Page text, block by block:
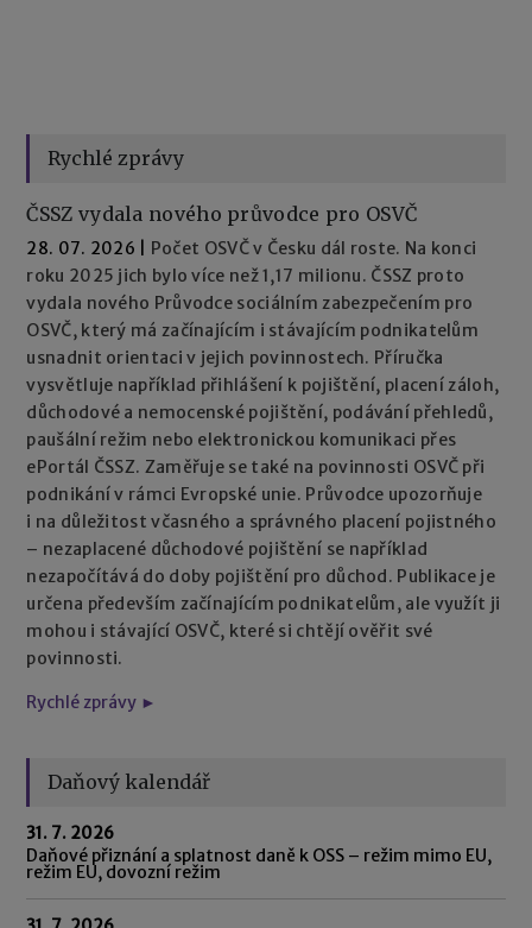
Rychlé zprávy
ČSSZ vydala nového průvodce pro OSVČ
28. 07. 2026
Počet OSVČ v Česku dál roste. Na konci
roku 2025 jich bylo více než 1,17 milionu. ČSSZ proto
vydala nového Průvodce sociálním zabezpečením pro
OSVČ, který má začínajícím i stávajícím podnikatelům
usnadnit orientaci v jejich povinnostech. Příručka
vysvětluje například přihlášení k pojištění, placení záloh,
důchodové a nemocenské pojištění, podávání přehledů,
paušální režim nebo elektronickou komunikaci přes
ePortál ČSSZ. Zaměřuje se také na povinnosti OSVČ při
podnikání v rámci Evropské unie. Průvodce upozorňuje
i na důležitost včasného a správného placení pojistného
– nezaplacené důchodové pojištění se například
nezapočítává do doby pojištění pro důchod. Publikace je
určena především začínajícím podnikatelům, ale využít ji
mohou i stávající OSVČ, které si chtějí ověřit své
povinnosti.
Rychlé zprávy ►
Daňový kalendář
31. 7. 2026
Daňové přiznání a splatnost daně k OSS – režim mimo EU,
režim EU, dovozní režim